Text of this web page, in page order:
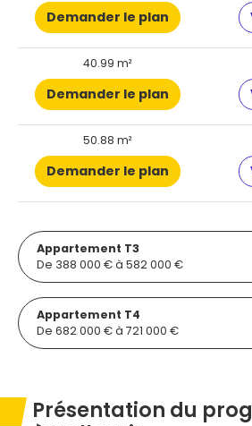
Demander le plan
40.99 m²
Demander le plan
50.88 m²
Demander le plan
Appartement T3
De 388 000 € à 582 000 €
Appartement T4
De 682 000 € à 721 000 €
Présentation du